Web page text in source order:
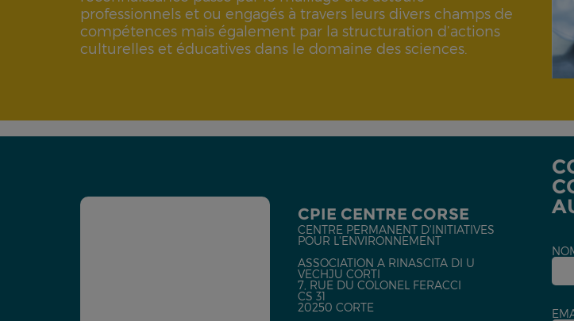
professionnels et ou engagés à travers leurs divers champs de
compétences mais également par la structuration d’actions
culturelles et éducatives dans le domaine des sciences.
CPIE CENTRE CORSE
CENTRE PERMANENT D'INITIATIVES
POUR L'ENVIRONNEMENT
ASSOCIATION A RINASCITA DI U
VECHJU CORTI
7, RUE DU COLONEL FERACCI
CS 31
20250 CORTE